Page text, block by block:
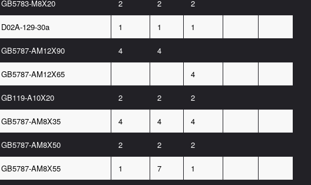
GB5783-M8X20 2 2 2
D02A-129-30a 1 1 1
GB5787-AM12X90 4 4
GB5787-AM12X65 4
GB119-A10X20 2 2 2
GB5787-AM8X35 4 4 4
GB5787-AM8X50 2 2 2
GB5787-AM8Х55 1 7 1